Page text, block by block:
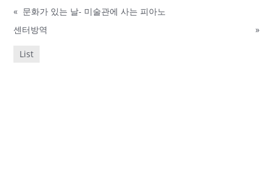
« 문화가 있는 날- 미술관에 사는 피아노
센터방역
»
List